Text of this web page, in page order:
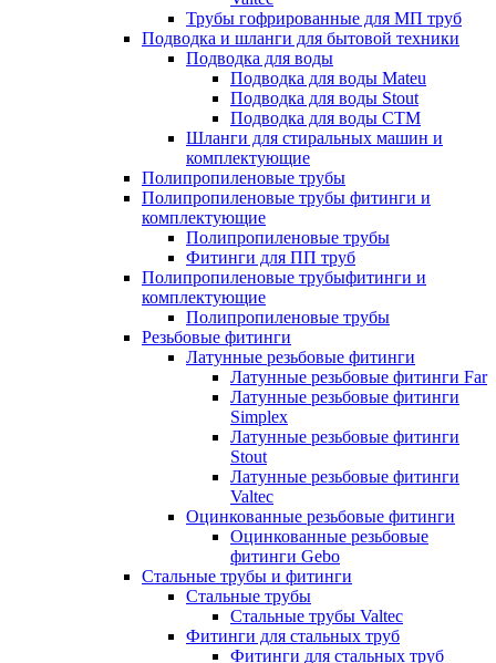
Трубы гофрированные для МП труб
Подводка и шланги для бытовой техники
Подводка для воды
Подводка для воды Mateu
Подводка для воды Stout
Подводка для воды СТМ
Шланги для стиральных машин и
комплектующие
Полипропиленовые трубы
Полипропиленовые трубы фитинги и
комплектующие
Полипропиленовые трубы
Фитинги для ПП труб
Полипропиленовые трубыфитинги и
комплектующие
Полипропиленовые трубы
Резьбовые фитинги
Латунные резьбовые фитинги
Латунные резьбовые фитинги Far
Латунные резьбовые фитинги
Simplex
Латунные резьбовые фитинги
Stout
Латунные резьбовые фитинги
Valtec
Оцинкованные резьбовые фитинги
Оцинкованные резьбовые
фитинги Gebo
Стальные трубы и фитинги
Стальные трубы
Стальные трубы Valtec
Фитинги для стальных труб
Фитинги для стальных труб